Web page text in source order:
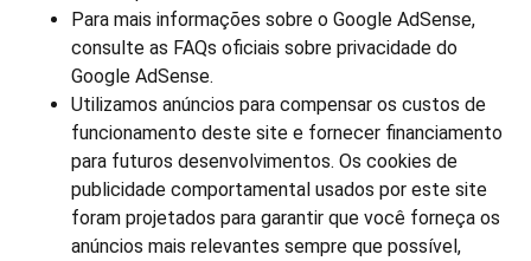
Para mais informações sobre o Google AdSense,
consulte as FAQs oficiais sobre privacidade do
Google AdSense.
Utilizamos anúncios para compensar os custos de
funcionamento deste site e fornecer financiamento
para futuros desenvolvimentos. Os cookies de
publicidade comportamental usados ​​por este site
foram projetados para garantir que você forneça os
anúncios mais relevantes sempre que possível,